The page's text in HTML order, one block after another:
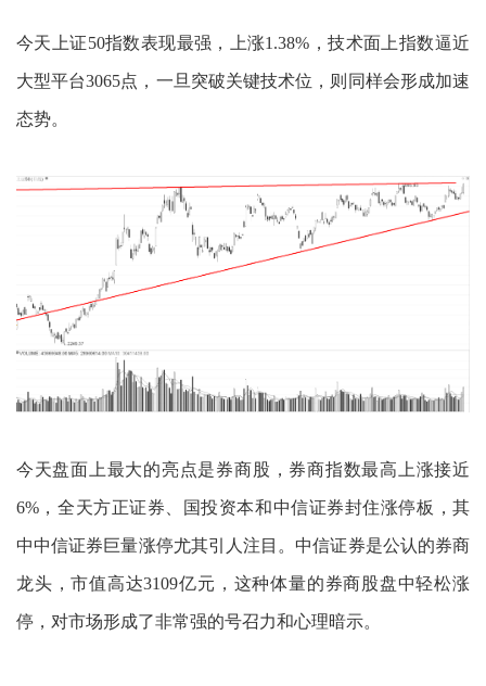
今天上证50指数表现最强，上涨1.38%，技术面上指数逼近
大型平台3065点，一旦突破关键技术位，则同样会形成加速
态势。
今天盘面上最大的亮点是券商股，券商指数最高上涨接近
6%，全天方正证券、国投资本和中信证券封住涨停板，其
中中信证券巨量涨停尤其引人注目。中信证券是公认的券商
龙头，市值高达3109亿元，这种体量的券商股盘中轻松涨
停，对市场形成了非常强的号召力和心理暗示。